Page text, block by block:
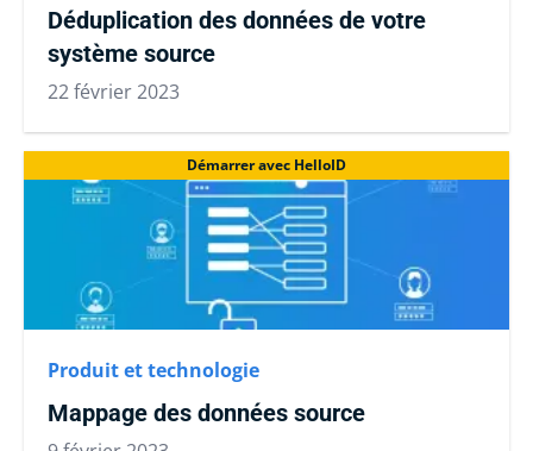
Déduplication des données de votre
système source
22 février 2023
Démarrer avec HelloID
Produit et technologie
Mappage des données source